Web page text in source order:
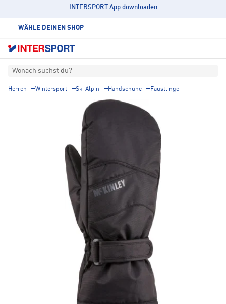
INTERSPORT App downloaden
WÄHLE DEINEN SHOP
Wonach suchst du?
Herren Wintersport Ski Alpin Handschuhe Fäustlinge